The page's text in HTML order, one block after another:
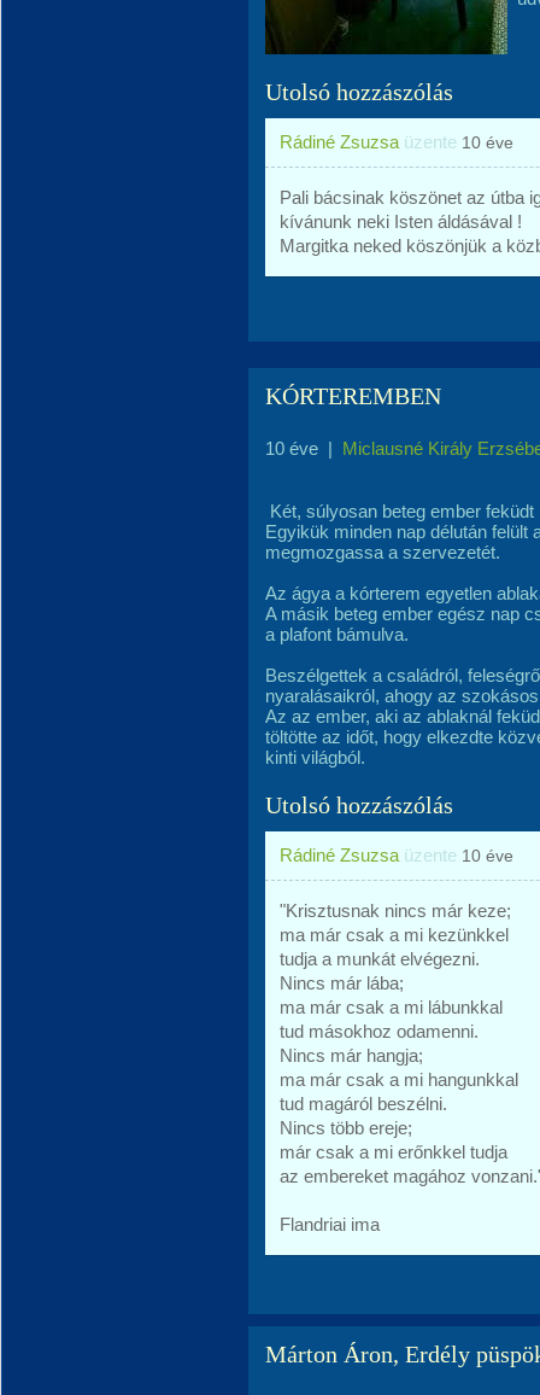
Utolsó hozzászólás
Rádiné Zsuzsa üzente 10 éve
Pali bácsinak köszönet az útba
kívánunk neki Isten áldásával !
Margitka neked köszönjük a
KÓRTEREMBEN
10 éve | Miclausné Király
Két, súlyosan beteg ember
Egyikük minden nap délután
megmozgassa a szervezetét.
Az ágya a kórterem egyetlen
A másik beteg ember egész nap
a plafont bámulva.
Beszélgettek a családról,
nyaralásaikról, ahogy az
Az az ember, aki az ablaknál
töltötte az időt, hogy elkezdte
kinti világból.
Utolsó hozzászólás
Rádiné Zsuzsa üzente 10 éve
"Krisztusnak nincs már keze;
ma már csak a mi kezünkkel
tudja a munkát elvégezni.
Nincs már lába;
ma már csak a mi lábunkkal
tud másokhoz odamenni.
Nincs már hangja;
ma már csak a mi hangunkkal
tud magáról beszélni.
Nincs több ereje;
már csak a mi erőnkkel tudja
az embereket magához
Flandriai ima
Márton Áron, Erdély